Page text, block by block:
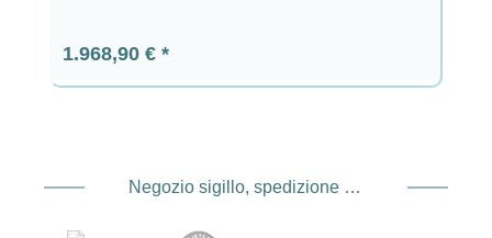
Prezzo normale:
1.968,90 €
Negozio sigillo, spedizione e spedizione Fornitore di servizi di pagamento